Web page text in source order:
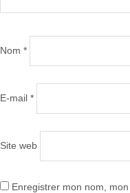
Nom *
E-mail *
Site web
Enregistrer mon nom,